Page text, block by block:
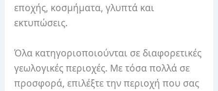
εποχής, κοσμήματα, γλυπτά και
εκτυπώσεις.
Όλα κατηγοριοποιούνται σε διαφορετικές
γεωλογικές περιοχές. Με τόσα πολλά σε
προσφορά, επιλέξτε την περιοχή που σας